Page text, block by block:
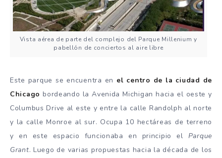
Vista aérea de parte del complejo del Parque Millenium y
pabellón de conciertos al aire libre
Este parque se encuentra en el centro de la ciudad de
Chicago bordeando la Avenida Michigan hacia el oeste y
Columbus Drive al este y entre la calle Randolph al norte
y la calle Monroe al sur. Ocupa 10 hectáreas de terreno
y en este espacio funcionaba en principio el Parque
Grant. Luego de varias propuestas hacia la década de los